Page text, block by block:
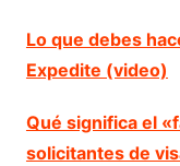
Lo que debes
Expedite (video)
Qué significa el
solicitantes de